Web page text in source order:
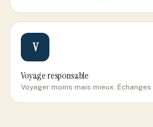
V
Voyage responsable
Voyager moins mais mieux.